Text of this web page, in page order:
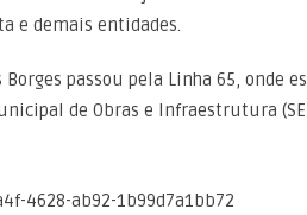
e demais entidades.
passou pela Linha 65, onde
de Obras e Infraestrutura